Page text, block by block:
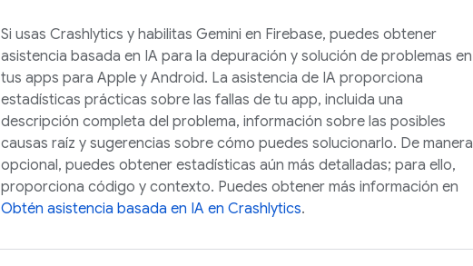
Si usas Crashlytics y habilitas Gemini en Firebase, puedes obtener
asistencia basada en IA para la depuración y solución de problemas en
tus apps para Apple y Android. La asistencia de IA proporciona
estadísticas prácticas sobre las fallas de tu app, incluida una
descripción completa del problema, información sobre las posibles
causas raíz y sugerencias sobre cómo puedes solucionarlo. De manera
opcional, puedes obtener estadísticas aún más detalladas; para ello,
proporciona código y contexto. Puedes obtener más información en
Obtén asistencia basada en IA en Crashlytics.